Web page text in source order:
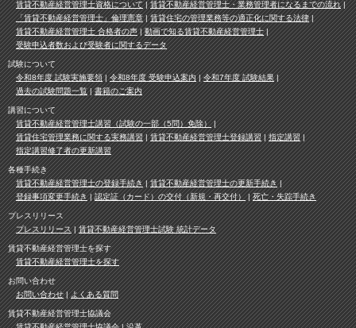
賃貸不動産経営管理士資格について
賃貸不動産経営管理士・業務管理者になるまでの流れ
「賃貸不動産経営管理士」倫理憲章
賃貸住宅の管理業務等の適正化に関する法律
賃貸不動産経営管理士 合格者の声
動画で知る賃貸不動産経営管理士
受験申込者数および受験者に関するデータ
試験について
令和8年度 試験実施要領
令和8年度 受験申込案内
令和7年度 試験結果
過去の試験問題一覧
書籍のご案内
講習について
賃貸不動産経営管理士講習（試験の一部（5問）免除）
賃貸住宅管理業務に関する実務講習
賃貸不動産経営管理士登録講習
指定講習
指定講習修了者の更新講習
各種手続き
賃貸不動産経営管理士の登録手続き
賃貸不動産経営管理士の更新手続き
登録事項変更手続き
認定証（カード）の交付（新規・再交付） 死亡・失踪手続き
プレスリリース
プレスリリース
賃貸不動産経営管理士試験 統計データ
賃貸不動産経営管理士を探す
賃貸不動産経営管理士を探す
お問い合わせ
お問い合わせ
よくある質問
賃貸不動産経営管理士協議会